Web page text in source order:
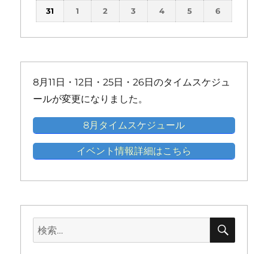
ン
ト)
ン
ト)
ン
ト)
ン
ト)
ン
ト)
ン
ト)
イ
ン
イ
ン
イ
ン
イ
ン
イ
ン
イ
ン
ト)
ト)
ト)
ト)
ト)
31 1 2 3 4 5 6
8月11日・12日・25日・26日のタイムスケジュ
ールが変更になりました。
8月タイムスケジュール
イベント情報詳細はこちら
検
索:
検